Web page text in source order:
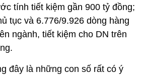
tính tiết kiệm gần 900 tỷ đồng;
tục và 6.776/9.926 dòng hàng
ngành, tiết kiệm cho DN trên
đây là những con số rất có ý